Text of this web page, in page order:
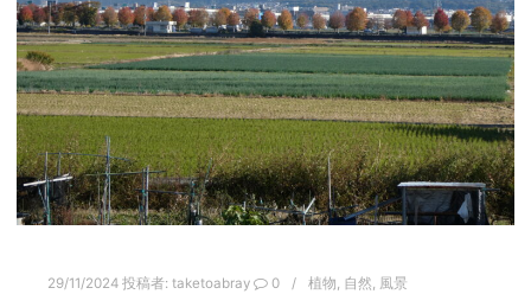
29/11/2024 投稿者: taketoabray 0 植物, 自然, 風景